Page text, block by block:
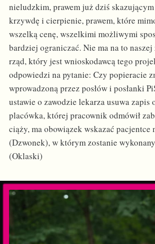
nieludzkim, prawem już dziś
krzywdę i cierpienie, prawem, które
wszelką cenę, wszelkimi możliwymi
bardziej ograniczać. Nie ma na to
rząd, który jest wnioskodawcą tego
odpowiedzi na pytanie: Czy popieracie
wprowadzoną przez posłów i posłanki
ustawie o zawodzie lekarza usuwa zapis
placówka, której pracownik odmówił
ciąży, ma obowiązek wskazać pacjentce
(Dzwonek), w którym zostanie
(Oklaski)